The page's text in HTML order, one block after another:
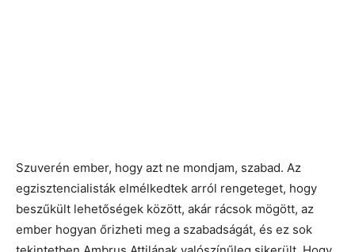
Szuverén ember, hogy azt ne mondjam, szabad. Az
egzisztencialisták elmélkedtek arról rengeteget, hogy
beszűkült lehetőségek között, akár rácsok mögött, az
ember hogyan őrizheti meg a szabadságát, és ez sok